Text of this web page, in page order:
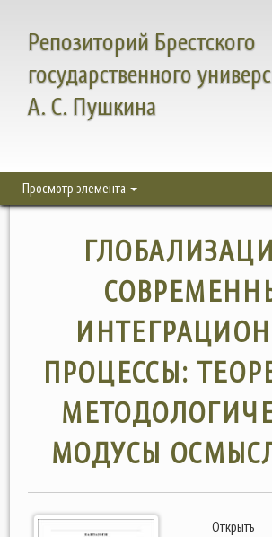
Репозиторий Брестского
государственного
А. С. Пушкина
Просмотр элемента
ПРОЦЕССЫ:
МОДУСЫ
Открыть